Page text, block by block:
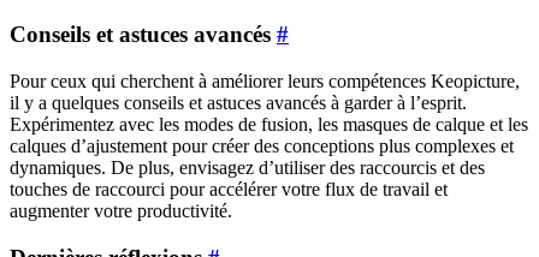
Conseils et astuces avancés #
Pour ceux qui cherchent à améliorer leurs compétences Keopicture,
il y a quelques conseils et astuces avancés à garder à l’esprit.
Expérimentez avec les modes de fusion, les masques de calque et les
calques d’ajustement pour créer des conceptions plus complexes et
dynamiques. De plus, envisagez d’utiliser des raccourcis et des
touches de raccourci pour accélérer votre flux de travail et
augmenter votre productivité.